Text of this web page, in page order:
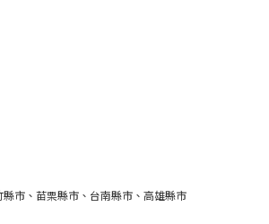
市、苗栗縣市、台南縣市、高雄縣市